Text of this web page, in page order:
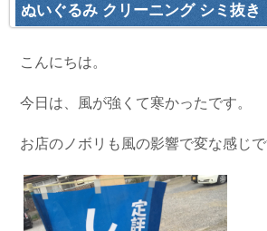
ぬいぐるみ クリーニング シミ抜き
こんにちは。
今日は、風が強くて寒かったです。
お店のノボリも風の影響で変な感じで